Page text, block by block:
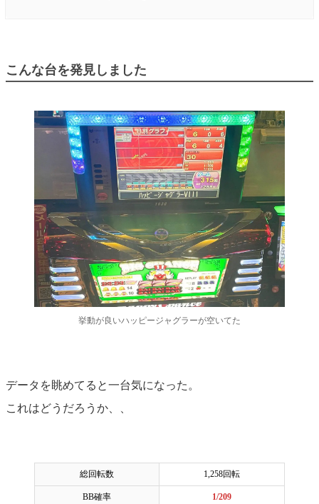
こんな台を発見しました
挙動が良いハッピージャグラーが空いてた
データを眺めてると一台気になった。
これはどうだろうか、、
総回転数 1,258回転
BB確率 1/209